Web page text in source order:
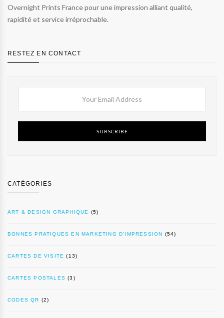
Overnight Prints France pour une impression alliant qualité,
rapidité et service irréprochable.
RESTEZ EN CONTACT
SUBSCRIBE
CATÉGORIES
ART & DESIGN GRAPHIQUE (5)
BONNES PRATIQUES EN MARKETING D’IMPRESSION (54)
CARTES DE VISITE (13)
CARTES POSTALES (3)
CODES QR (2)